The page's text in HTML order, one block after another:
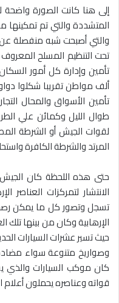
إلى هنا كانت الصورة واضحة
المتشددة والتي تم
والتي أصبحت شبه منفصلة
تحت التنظيم المسلح
ألف مواطن تقريبا شكلوا
تأمين الأسواق والمحال
طوال الليل وكمائن علي
لقوات الجيش أو الشرطة
المرتد والشرطة الكافرة
حتى هذه اللحظة كان
الانتشار لتمركزات العناصر
تسجل وتصور كل ما يمكن
الإرهابية وكان من بينها
حيث تسير عشرات السيارات
وصواريخ متنوعة سواء
كان موكب السيارات والذي
قواته وعناصره يحملون أعلام